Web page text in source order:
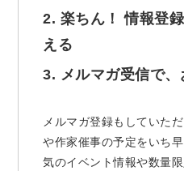
2. 楽ちん！ 情報登
える
3. メルマガ受信で、
メルマガ登録もしていた
や作家催事の予定をいち
気のイベント情報や数量